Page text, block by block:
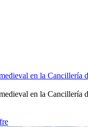
en la Cancillería
en la Cancillería